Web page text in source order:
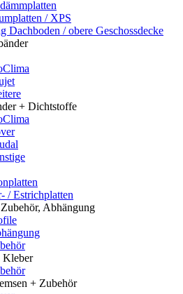
/ XPS
Dachboden / obere Geschossdecke
+ Dichtstoffe
/ Estrichplatten
Abhängung
Kleber
+ Zubehör